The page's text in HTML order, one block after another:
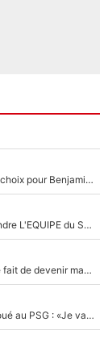
La Liga sur beIN Sports c’est terminé, DAZN a fait son choix pour Benjamin Da Silva et Omar Da Fonseca !
Raymond Domenech a posé ses conditions pour rejoindre L'EQUIPE du Soir : Il refuse de faire l'émission avec un autre chroniqueur !
«C’est l'une des choses qui me fait le plus peur dans le fait de devenir maman» : En couple avec Antoine Dupont, Iris Mittenaere s'inquiète déjà pour ses futurs enfants !
Le transfert de Maghnes Akliouche menace Désiré Doué au PSG : «Je valide à 200%»